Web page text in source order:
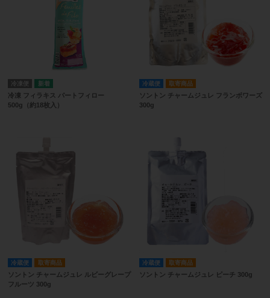
冷凍便
冷凍 フィラキス パートフィロー
500g（約18枚入）
冷蔵便 取寄商品
ソントン チャームジュレ フランボワーズ
300g
冷蔵便 取寄商品
ソントン チャームジュレ ルビーグレープ
フルーツ 300g
冷蔵便 取寄商品
ソントン チャームジュレ ピーチ 300g